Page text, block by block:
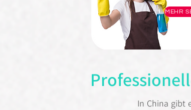
MEHR
In China gibt